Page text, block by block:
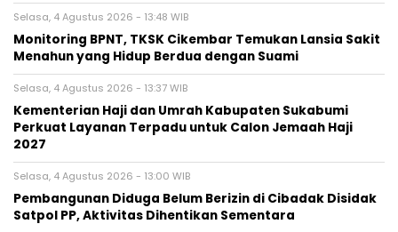
Selasa, 4 Agustus 2026 - 13:48 WIB
‎Monitoring BPNT, TKSK Cikembar Temukan Lansia Sakit
Menahun yang Hidup Berdua dengan Suami
Selasa, 4 Agustus 2026 - 13:37 WIB
Kementerian Haji dan Umrah Kabupaten Sukabumi
Perkuat Layanan Terpadu untuk Calon Jemaah Haji
2027
Selasa, 4 Agustus 2026 - 13:00 WIB
‎Pembangunan Diduga Belum Berizin di Cibadak Disidak
Satpol PP, Aktivitas Dihentikan Sementara‎